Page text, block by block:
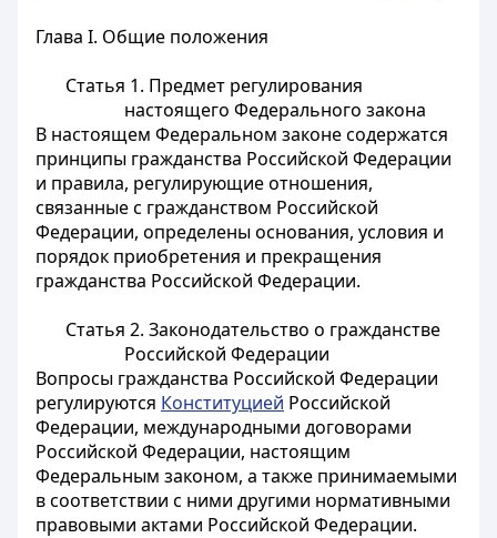
Глава I. Общие положения
Статья 1. Предмет регулирования
настоящего Федерального закона
В настоящем Федеральном законе содержатся
принципы гражданства Российской Федерации
и правила, регулирующие отношения,
связанные с гражданством Российской
Федерации, определены основания, условия и
порядок приобретения и прекращения
гражданства Российской Федерации.
Статья 2. Законодательство о гражданстве
Российской Федерации
Вопросы гражданства Российской Федерации
регулируются Конституцией Российской
Федерации, международными договорами
Российской Федерации, настоящим
Федеральным законом, а также принимаемыми
в соответствии с ними другими нормативными
правовыми актами Российской Федерации.